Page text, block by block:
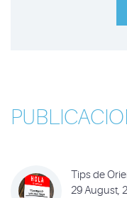
Tips de
29 August,